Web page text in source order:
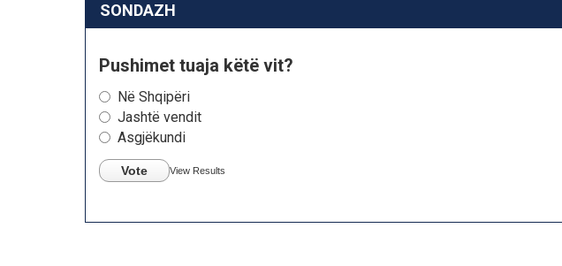
SONDAZH
Pushimet tuaja këtë vit?
Në Shqipëri
Jashtë vendit
Asgjëkundi
Vote View Results